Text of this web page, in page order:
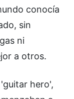
conocía
sin
ni
a otros.
hero',